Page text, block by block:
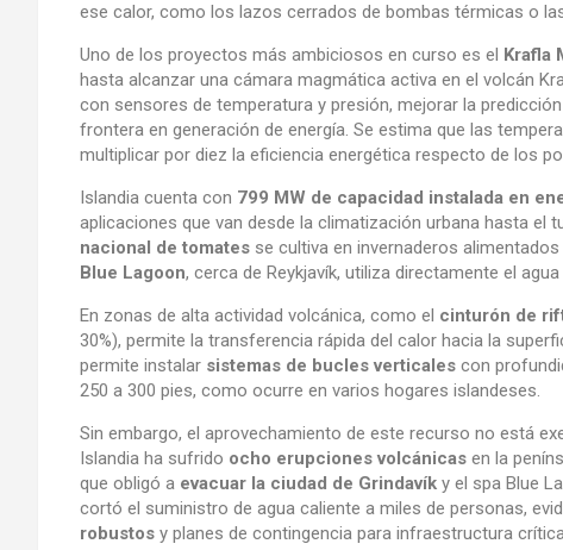
ese calor, como los lazos cerrados de bombas térmicas o
Uno de los proyectos más ambiciosos en curso es el
Krafla
hasta alcanzar una cámara magmática activa en el volcán
con sensores de temperatura y presión, mejorar la
frontera en generación de energía. Se estima que las
multiplicar por diez la eficiencia energética respecto de los
Islandia cuenta con 799 MW de capacidad instalada en
aplicaciones que van desde la climatización urbana hasta el
nacional de tomates se cultiva en invernaderos
Blue Lagoon, cerca de Reykjavík, utiliza directamente el
En zonas de alta actividad volcánica, como el cinturón de
30%), permite la transferencia rápida del calor hacia la
permite instalar sistemas de bucles verticales con
250 a 300 pies, como ocurre en varios hogares islandeses.
Sin embargo, el aprovechamiento de este recurso no está
Islandia ha sufrido ocho erupciones volcánicas en la
que obligó a evacuar la ciudad de Grindavík y el spa Blue
cortó el suministro de agua caliente a miles de personas,
robustos y planes de contingencia para infraestructura